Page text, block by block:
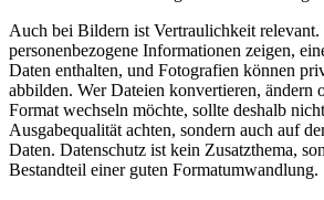
Auch bei Bildern ist Vertraulichkeit
personenbezogene Informationen zeigen,
Daten enthalten, und Fotografien können
abbilden. Wer Dateien konvertieren, ändern
Format wechseln möchte, sollte deshalb
Ausgabequalität achten, sondern auch auf
Daten. Datenschutz ist kein Zusatzthema,
Bestandteil einer guten Formatumwandlung.